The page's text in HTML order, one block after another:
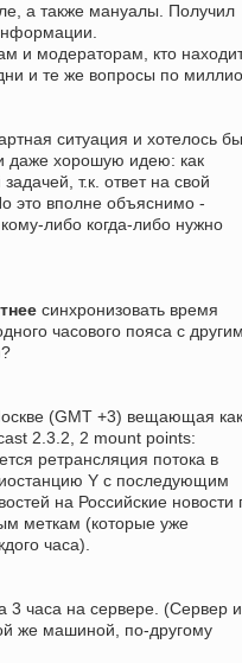
а также мануалы. Получил
и модераторам, кто
и те же вопросы по
ситуация и хотелось бы
даже хорошую идею: как
т.к. ответ на свой
это вполне объяснимо -
либо когда-либо нужно
синхронизовать время
часового пояса с
(GMT +3) вещающая
2.3.2, 2 mount points:
ретрансляция потока в
Y с последующим
на Российские новости
меткам (которые уже
часа).
3 часа на сервере. (Сервер и
же машиной, по-другому